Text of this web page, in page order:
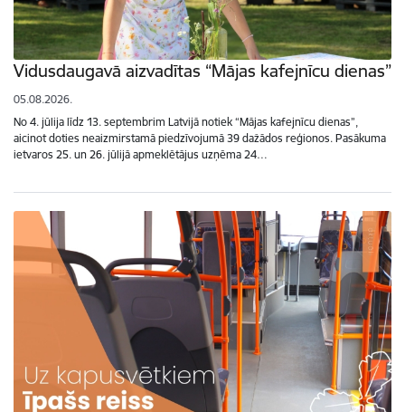
Vidusdaugavā aizvadītas “Mājas kafejnīcu dienas”
05.08.2026.
No 4. jūlija līdz 13. septembrim Latvijā notiek “Mājas kafejnīcu dienas”,
aicinot doties neaizmirstamā piedzīvojumā 39 dažādos reģionos. Pasākuma
ietvaros 25. un 26. jūlijā apmeklētājus uzņēma 24…